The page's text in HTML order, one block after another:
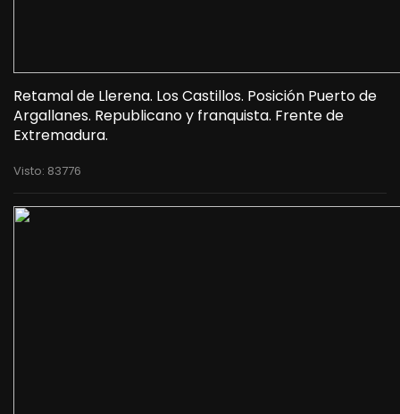
Retamal de Llerena. Los Castillos. Posición Puerto de
Argallanes. Republicano y franquista. Frente de
Extremadura.
Visto: 83776